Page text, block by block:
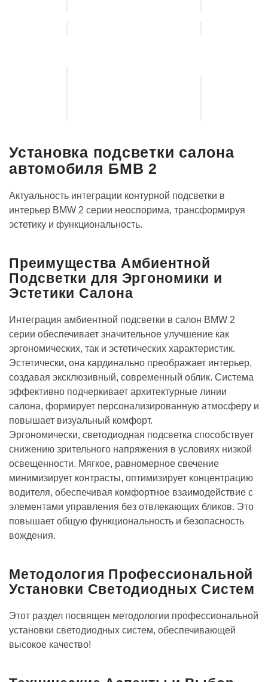
Установка подсветки салона
автомобиля БМВ 2
Актуальность интеграции контурной подсветки в
интерьер BMW 2 серии неоспорима, трансформируя
эстетику и функциональность.
Преимущества Амбиентной
Подсветки для Эргономики и
Эстетики Салона
Интеграция амбиентной подсветки в салон BMW 2
серии обеспечивает значительное улучшение как
эргономических, так и эстетических характеристик.
Эстетически, она кардинально преображает интерьер,
создавая эксклюзивный, современный облик. Система
эффективно подчеркивает архитектурные линии
салона, формирует персонализированную атмосферу и
повышает визуальный комфорт.
Эргономически, светодиодная подсветка способствует
снижению зрительного напряжения в условиях низкой
освещенности. Мягкое, равномерное свечение
минимизирует контрасты, оптимизирует концентрацию
водителя, обеспечивая комфортное взаимодействие с
элементами управления без отвлекающих бликов. Это
повышает общую функциональность и безопасность
вождения.
Методология Профессиональной
Установки Светодиодных Систем
Этот раздел посвящен методологии профессиональной
установки светодиодных систем, обеспечивающей
высокое качество!